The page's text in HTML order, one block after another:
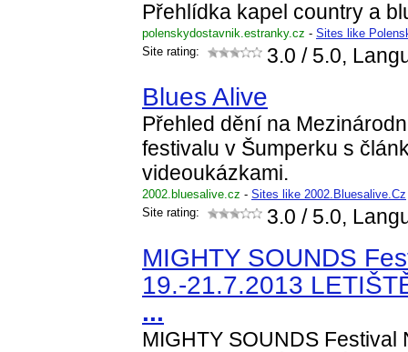
Přehlídka kapel country a
polenskydostavnik.estranky.cz - Sites like
Site rating:
3.0 / 5.0,
Blues Alive
Přehled dění na
festivalu v Šumperku s
videoukázkami.
2002.bluesalive.cz - Sites like 2002.Bluesalive.Cz
Site rating:
3.0 / 5.0,
MIGHTY SOUNDS
19.-21.7.2013
...
MIGHTY SOUNDS Festival